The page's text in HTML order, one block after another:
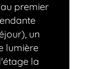
premier
un
lumière
la